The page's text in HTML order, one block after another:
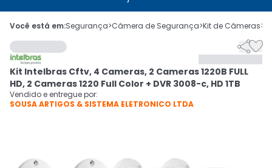
 Olá. Acesse sua conta
 Departamentos
Cupons
Mais Vendidos
CADASTRE-SE
Você está em:Segurança>Câmera de Segurança>Kit de Câmeras>

Kit Intelbras Cftv, 4 Cameras, 2 Cameras 1220B FULL
HD, 2 Cameras 1220 Full Color + DVR 3008-c, HD 1TB
Vendido e entregue por:
SOUSA ARTIGOS & SISTEMA ELETRONICO LTDA